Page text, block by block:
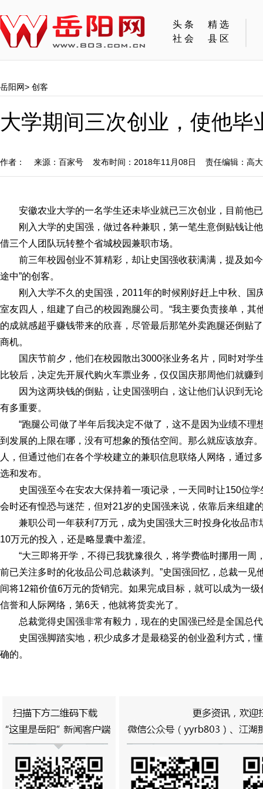
头条
精选
社会
县区
岳阳网> 创客
大学期间三次创业，使他毕
作者： 来源：百家号 发布时间：2018年11月08日 责任编辑：高
安徽农业大学的一名学生还未毕业就已三次创业，目前他
刚入大学的史国强，做过各种兼职，第一笔生意倒贴钱让
借三个人团队玩转整个省城校园兼职市场。
前三年校园创业不算精彩，却让史国强收获满满，提及如
途中”的创客。
刚入大学不久的史国强，2011年的时候刚好赶上中秋、国
室友四人，组建了自己的校园跑腿公司。“我主要负责接单，其
的成就感超乎赚钱带来的欣喜，尽管最后那笔外卖跑腿还倒贴
商机。
国庆节前夕，他们在校园散出3000张业务名片，同时对学
比较后，决定先开展代购火车票业务，仅仅国庆那周他们就赚
因为这两块钱的倒贴，让史国强明白，这让他们认识到无
有多重要。
“跑腿公司做了半年后我决定不做了，这不是因为业绩不
到发展的上限在哪，没有可想象的预估空间。那么就应该放弃
人，但通过他们在各个学校建立的兼职信息联络人网络，通过
选和发布。
史国强至今在安农大保持着一项记录，一天同时让150位
会时还有惶恐与迷茫，但对21岁的史国强来说，依靠后来组建
兼职公司一年获利7万元，成为史国强大三时投身化妆品
10万元的投入，还是略显囊中羞涩。
“大三即将开学，不得已我犹豫很久，将学费临时挪用一
前已关注多时的化妆品公司总裁谈判。”史国强回忆，总裁一
间将12箱价值6万元的货销完。如果完成目标，就可以成为一
信誉和人际网络，第6天，他就将货卖光了。
总裁觉得史国强非常有毅力，现在的史国强已经是全国总
史国强脚踏实地，积少成多才是最稳妥的创业盈利方式，
确的。